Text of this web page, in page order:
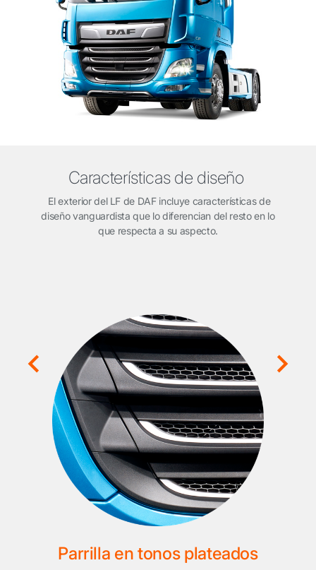
Características de diseño
El exterior del LF de DAF incluye características de
diseño vanguardista que lo diferencian del resto en lo
que respecta a su aspecto.
Parrilla en tonos plateados